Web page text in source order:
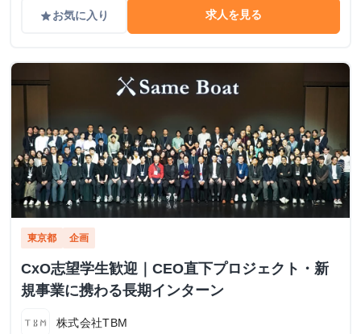
gradeお気に入り 求人を見る
東京都 企画
CxO志望学生歓迎｜CEO直下プロジェクト・新
規事業に携わる長期インターン
株式会社TBM